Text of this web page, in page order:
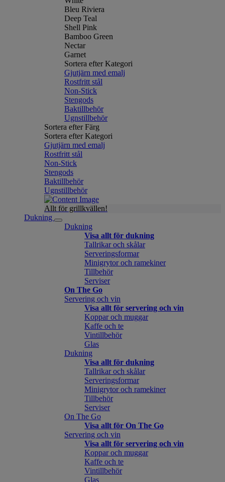
Bleu Riviera
Deep Teal
Shell Pink
Bamboo Green
Nectar
Garnet
Sortera efter Kategori
Gjutjärn med emalj
Rostfritt stål
Non-Stick
Stengods
Baktillbehör
Ugnstillbehör
Sortera efter Färg
Sortera efter Kategori
Gjutjärn med emalj
Rostfritt stål
Non-Stick
Stengods
Baktillbehör
Ugnstillbehör
Allt för grillkvällen!
Dukning
Dukning
Visa allt för dukning
Tallrikar och skålar
Serveringsformar
Minigrytor och ramekiner
Tillbehör
Serviser
On The Go
Servering och vin
Visa allt för servering och vin
Koppar och muggar
Kaffe och te
Vintillbehör
Glas
Dukning
Visa allt för dukning
Tallrikar och skålar
Serveringsformar
Minigrytor och ramekiner
Tillbehör
Serviser
On The Go
Visa allt för On The Go
Servering och vin
Visa allt för servering och vin
Koppar och muggar
Kaffe och te
Vintillbehör
Glas